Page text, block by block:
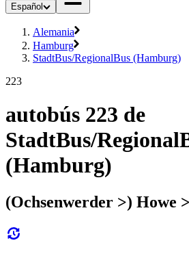
Español
Alemania
Hamburg
StadtBus/RegionalBus (Hamburg)
223
autobús 223 de
StadtBus/
(Hamburg)
(Ochsenwerder >) Howe